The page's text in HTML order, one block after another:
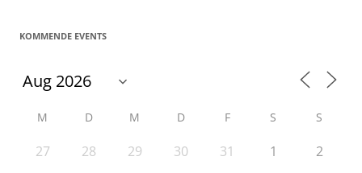
KOMMENDE EVENTS
M D M D F S S
27 28 29 30 31 1 2